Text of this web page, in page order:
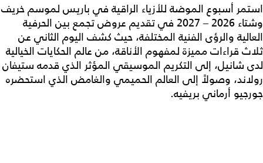
استمر أسبوع الموضة للأزياء الراقية في باريس لموسم خريف
وشتاء 2026 – 2027 في تقديم عروض تجمع بين الحرفية
العالية والرؤى الفنية المختلفة، حيث كشف اليوم الثاني عن
ثلاث قراءات مميزة لمفهوم الأناقة، من عالم الحكايات الخيالية
لدى شانيل، إلى التكريم الموسيقي المؤثر الذي قدمه ستيفان
رولاند، وصولاً إلى العالم الحميمي والغامض الذي استحضره
جورجيو أرماني بريفيه.